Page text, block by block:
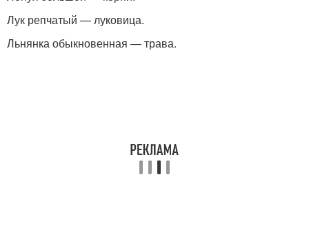
Лук репчатый — луковица.
Льнянка обыкновенная — трава.